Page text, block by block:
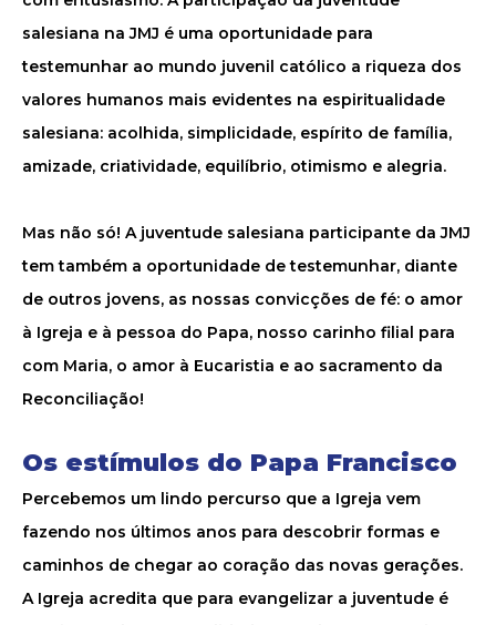
salesiana na JMJ é uma oportunidade para
testemunhar ao mundo juvenil católico a riqueza dos
valores humanos mais evidentes na espiritualidade
salesiana: acolhida, simplicidade, espírito de família,
amizade, criatividade, equilíbrio, otimismo e alegria.
Mas não só! A juventude salesiana participante da JMJ
tem também a oportunidade de testemunhar, diante
de outros jovens, as nossas convicções de fé: o amor
à Igreja e à pessoa do Papa, nosso carinho filial para
com Maria, o amor à Eucaristia e ao sacramento da
Reconciliação!
Os estímulos do Papa Francisco
Percebemos um lindo percurso que a Igreja vem
fazendo nos últimos anos para descobrir formas e
caminhos de chegar ao coração das novas gerações.
A Igreja acredita que para evangelizar a juventude é